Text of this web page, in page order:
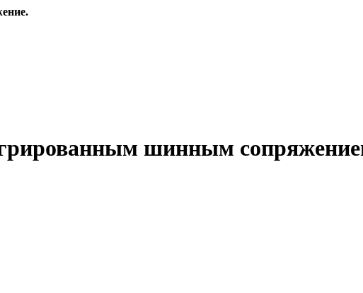
шинным